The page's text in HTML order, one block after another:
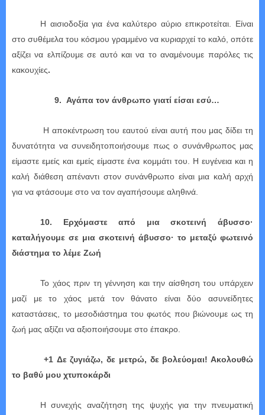
Η αισιοδοξία για ένα καλύτερο αύριο επικροτείται. Είναι
στο συθέμελα του κόσμου γραμμένο να κυριαρχεί το καλό, οπότε
αξίζει να ελπίζουμε σε αυτό και να το αναμένουμε παρόλες τις
κακουχίες.
9. Αγάπα τον άνθρωπο γιατί είσαι εσύ…
Η αποκέντρωση του εαυτού είναι αυτή που μας δίδει τη
δυνατότητα να συνειδητοποιήσουμε πως ο συνάνθρωπος μας
είμαστε εμείς και εμείς είμαστε ένα κομμάτι του. Η ευγένεια και η
καλή διάθεση απέναντι στον συνάνθρωπο είναι μια καλή αρχή
για να φτάσουμε στο να τον αγαπήσουμε αληθινά.
10. Ερχόμαστε από μια σκοτεινή άβυσσο·
καταλήγουμε σε μια σκοτεινή άβυσσο· το μεταξύ φωτεινό
διάστημα το λέμε Ζωή
Το χάος πριν τη γέννηση και την αίσθηση του υπάρχειν
μαζί με το χάος μετά τον θάνατο είναι δύο ασυνείδητες
καταστάσεις, το μεσοδιάστημα του φωτός που βιώνουμε ως τη
ζωή μας αξίζει να αξιοποιήσουμε στο έπακρο.
+1 Δε ζυγιάζω, δε μετρώ, δε βολεύομαι! Ακολουθώ
το βαθύ μου χτυποκάρδι
H συνεχής αναζήτηση της ψυχής για την πνευματική